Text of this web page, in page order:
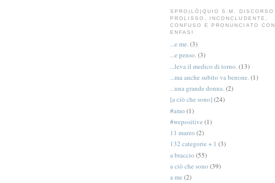
SPRO|LÒ|QUIO S.M. DISCORSO
PROLISSO, INCONCLUDENTE,
CONFUSO E PRONUNCIATO CON
ENFASI
...e me.(3)
...e penso.(3)
...leva il medico di torno.(13)
...ma anche subito va benone.(1)
...una grande donna.(2)
[a ciò che sono] (24)
#amo (1)
#wepositive (1)
11 marzo (2)
132 categorie + 1 (3)
a braccio (55)
a ciò che sono (39)
a me (2)